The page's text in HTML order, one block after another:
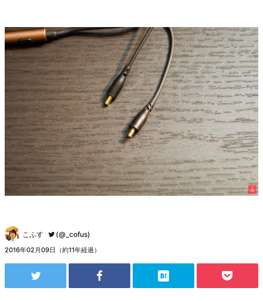
こふす (@_cofus)
2016年02月09日（約11年経過）